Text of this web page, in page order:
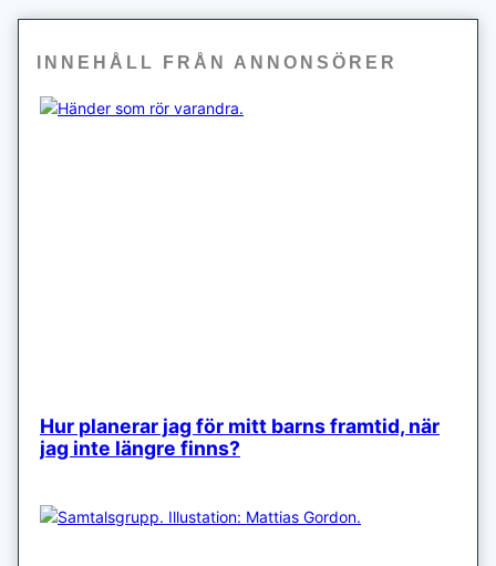
INNEHÅLL FRÅN ANNONSÖRER
Hur planerar jag för mitt barns framtid, när
jag inte längre finns?